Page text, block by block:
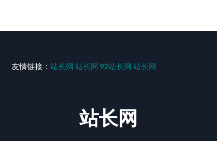
友情链接： 站长网 站长网 92站长网 站长网
站长网